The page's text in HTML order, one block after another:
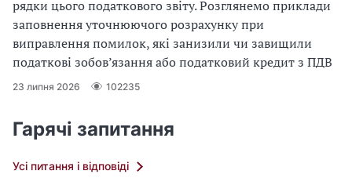
рядки цього податкового звіту. Розглянемо приклади
заповнення уточнюючого розрахунку при
виправлення помилок, які занизили чи завищили
податкові зобов’язання або податковий кредит з ПДВ
23 липня 2026 102235
Гарячі запитання
Усі питання і відповіді